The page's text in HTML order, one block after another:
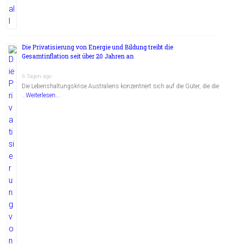
Die Privatisierung von Energie und Bildung treibt die
Gesamtinflation seit über 20 Jahren an
6 Tagen ago
Die Lebenshaltungskrise Australiens konzentriert sich auf die Güter, die die
…Weiterlesen...